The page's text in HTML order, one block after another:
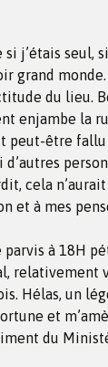
si j’étais seul,
grand
du lieu.
enjambe la
peut-être fallu
d’autres
cela n’aurait
et à mes
parvis à 18H
relativement
Hélas, un
et
du